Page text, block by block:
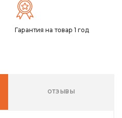
Гарантия на товар 1 год
ОТЗЫВЫ